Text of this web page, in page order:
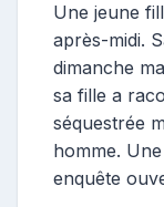
Une jeune
après-midi.
dimanche
sa fille a
séquestrée
homme.
enquête